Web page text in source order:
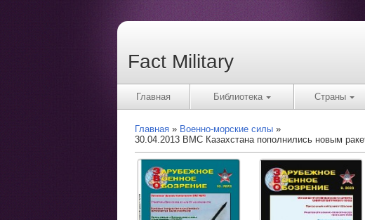
Fact Military
Главная Библиотека Страны
Главная
Военно-морские силы
30.04.2013 ВМС Казахстана пополнились новым